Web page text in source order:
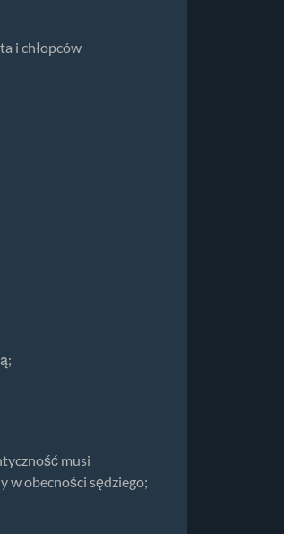
i chłopców
musi
w obecności sędziego;